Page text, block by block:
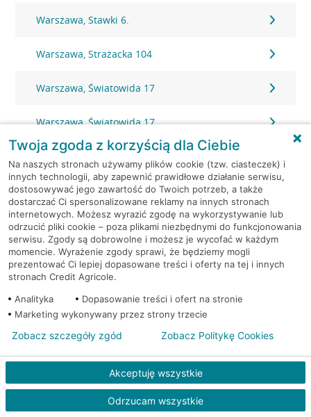
Warszawa, Stawki 6.
Warszawa, Strażacka 104
Warszawa, Światowida 17
Warszawa, Światowida 17
Warszawa, Światowida 17
Warszawa, Światowida 18
Warszawa, Światowida 18
Warszawa, Świetlików 9
Warszawa, Świętokrzyska 14
Warszawa, Szobera 3A
Warszawa, Szolc-Rogozińskiego 1
Twoja zgoda z korzyścią dla Ciebie
Na naszych stronach używamy plików cookie (tzw. ciasteczek) i
innych technologii, aby zapewnić prawidłowe działanie serwisu,
dostosowywać jego zawartość do Twoich potrzeb, a także
dostarczać Ci spersonalizowane reklamy na innych stronach
internetowych. Możesz wyrazić zgodę na wykorzystywanie lub
odrzucić pliki cookie – poza plikami niezbędnymi do funkcjonowania
serwisu. Zgody są dobrowolne i możesz je wycofać w każdym
momencie. Wyrażenie zgody sprawi, że będziemy mogli
prezentować Ci lepiej dopasowane treści i oferty na tej i innych
stronach Credit Agricole.
Analityka
Dopasowanie treści i ofert na stronie
Marketing wykonywany przez strony trzecie
Akceptuję wszystkie
Odrzucam wszystkie
Zobacz szczegóły zgód Zobacz Politykę Cookies